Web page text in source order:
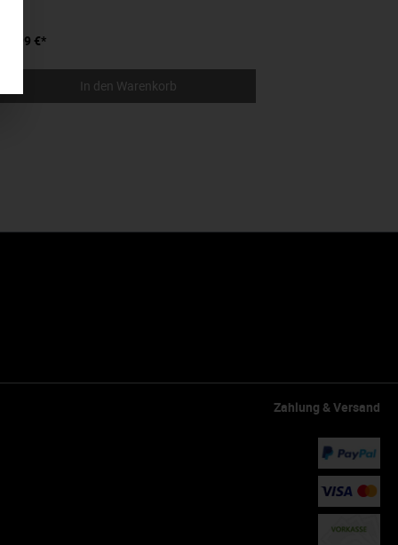
24,99 €*
In den Warenkorb
Zahlung & Versand